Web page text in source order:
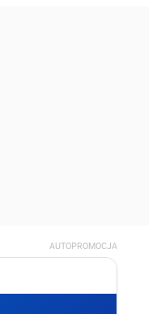
AUTOPROMOCJA